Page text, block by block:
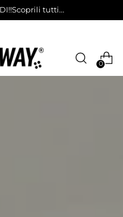
tutti...
0